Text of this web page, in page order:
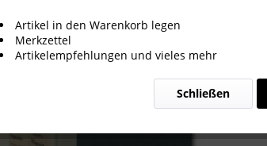
Artikel in den Warenkorb legen
Merkzettel
Artikelempfehlungen und vieles mehr
Schließen